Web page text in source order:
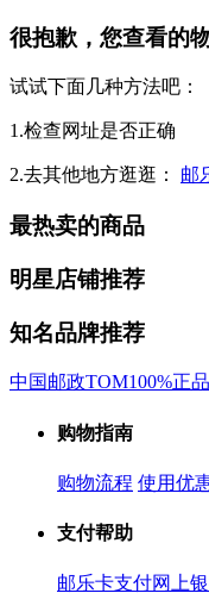
很抱歉，您查看的
试试下面几种方法吧：
1.检查网址是否正确
2.去其他地方逛逛： 邮
最热卖的商品
明星店铺推荐
知名品牌推荐
中国邮政TOM100%正
购物指南
购物流程 使用优
支付帮助
邮乐卡支付网上